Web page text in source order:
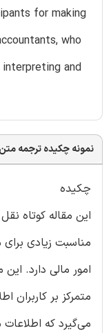
for making
who
and
نمونه چکیده ترجمه
چکیده
این مقاله کوتاه
مناسبت زیادی
امور مالی دارد.
متمرکز بر
می‌گیرد که